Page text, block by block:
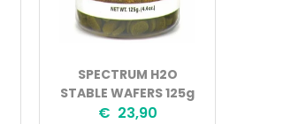
SPECTRUM H2O
STABLE WAFERS 125g
€ 23,90